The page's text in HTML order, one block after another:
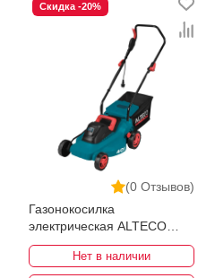
(0 Отзывов)
Скидка -20%
Газонокосилка
электрическая ALTECO
ELM 2000-40
Нет в наличии